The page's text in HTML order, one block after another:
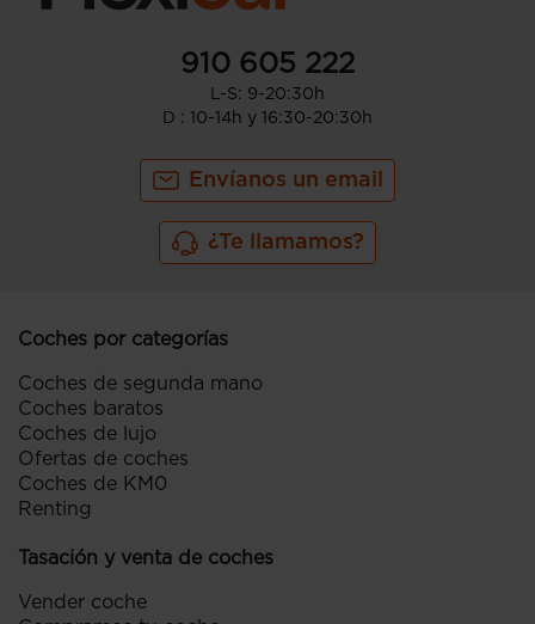
910 605 222
L-S: 9-20:30h
D : 10-14h y 16:30-20:30h
Envíanos un email
¿Te llamamos?
Coches por categorías
Coches de segunda mano
Coches baratos
Coches de lujo
Ofertas de coches
Coches de KM0
Renting
Tasación y venta de coches
Vender coche